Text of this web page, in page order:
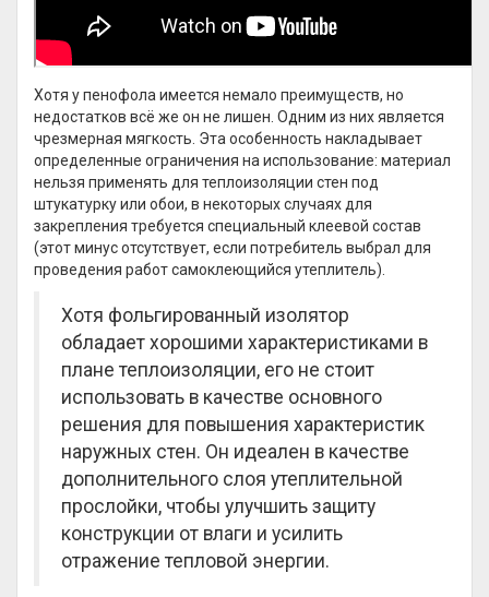
Хотя у пенофола имеется немало преимуществ, но
недостатков всё же он не лишен. Одним из них является
чрезмерная мягкость. Эта особенность накладывает
определенные ограничения на использование: материал
нельзя применять для теплоизоляции стен под
штукатурку или обои, в некоторых случаях для
закрепления требуется специальный клеевой состав
(этот минус отсутствует, если потребитель выбрал для
проведения работ самоклеющийся утеплитель).
Хотя фольгированный изолятор
обладает хорошими характеристиками в
плане теплоизоляции, его не стоит
использовать в качестве основного
решения для повышения характеристик
наружных стен. Он идеален в качестве
дополнительного слоя утеплительной
прослойки, чтобы улучшить защиту
конструкции от влаги и усилить
отражение тепловой энергии.